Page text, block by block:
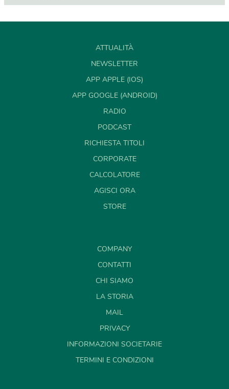
ATTUALITÀ
NEWSLETTER
APP APPLE (IOS)
APP GOOGLE (ANDROID)
RADIO
PODCAST
RICHIESTA TITOLI
CORPORATE
CALCOLATORE
AGISCI ORA
STORE
COMPANY
CONTATTI
CHI SIAMO
LA STORIA
MAIL
PRIVACY
INFORMAZIONI SOCIETARIE
TERMINI E CONDIZIONI